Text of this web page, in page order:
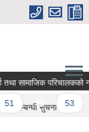
सामाजिक परिचालकको
52 53
सम्बन्धी सुचना ।